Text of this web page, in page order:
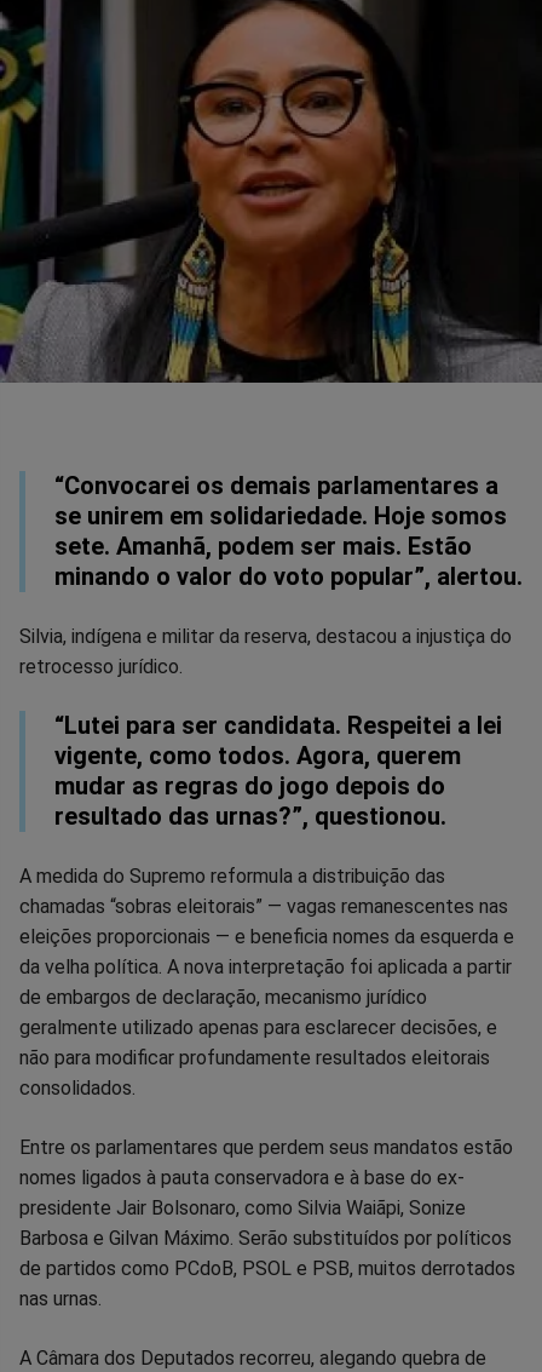
“Convocarei os demais parlamentares a
se unirem em solidariedade. Hoje somos
sete. Amanhã, podem ser mais. Estão
minando o valor do voto popular”, alertou.
Silvia, indígena e militar da reserva, destacou a injustiça do
retrocesso jurídico.
“Lutei para ser candidata. Respeitei a lei
vigente, como todos. Agora, querem
mudar as regras do jogo depois do
resultado das urnas?”, questionou.
A medida do Supremo reformula a distribuição das
chamadas “sobras eleitorais” — vagas remanescentes nas
eleições proporcionais — e beneficia nomes da esquerda e
da velha política. A nova interpretação foi aplicada a partir
de embargos de declaração, mecanismo jurídico
geralmente utilizado apenas para esclarecer decisões, e
não para modificar profundamente resultados eleitorais
consolidados.
Entre os parlamentares que perdem seus mandatos estão
nomes ligados à pauta conservadora e à base do ex-
presidente Jair Bolsonaro, como Silvia Waiãpi, Sonize
Barbosa e Gilvan Máximo. Serão substituídos por políticos
de partidos como PCdoB, PSOL e PSB, muitos derrotados
nas urnas.
A Câmara dos Deputados recorreu, alegando quebra de